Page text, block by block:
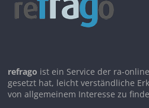
refrago ist ein Service der ra-
gesetzt hat, leicht verständliche
von allgemeinem Interesse zu